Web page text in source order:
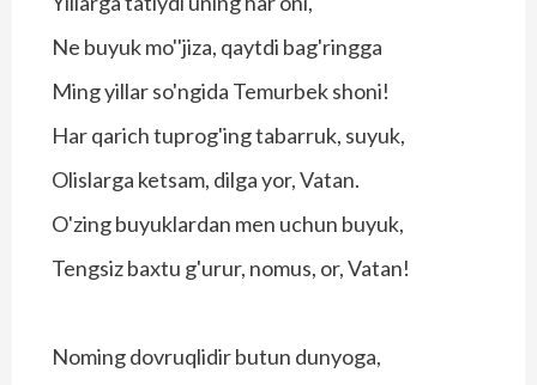
Ne buyuk mo''jiza, qaytdi bag'ringga
Ming yillar so'ngida Temurbek shoni!
Har qarich tuprog'ing tabarruk, suyuk,
Olislarga ketsam, dilga yor, Vatan.
O'zing buyuklardan men uchun buyuk,
Tengsiz baxtu g'urur, nomus, or, Vatan!
Noming dovruqlidir butun dunyoga,